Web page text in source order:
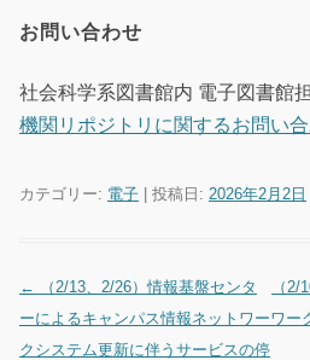
お問い合わせ
社会科学系図書館内 電子図書館
機関リポジトリに関するお問い
カテゴリー: 電子 | 投稿日: 2026年2月2日
投稿ナビゲーション
←
（2/13、2/26）情報基盤センタ
ーによるキャンパス情報ネットワー
クシステム更新に伴うサービスの停
（
ワー